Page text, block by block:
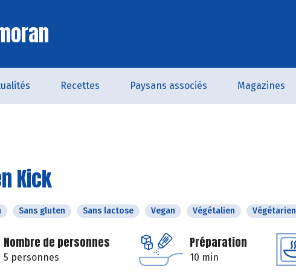
Recettes Paysans associés Magazines
Kick
Sans gluten Sans lactose Vegan Végétalien Végétarien
Nombre de personnes
5 personnes
Préparation
10 min